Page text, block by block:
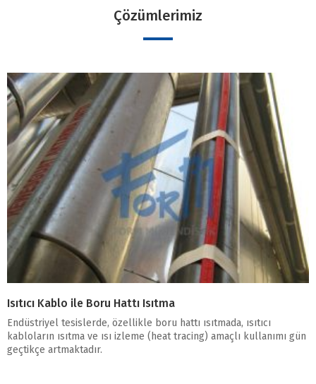
Çözümlerimiz
Isıtıcı Kablo ile Boru Hattı Isıtma
Endüstriyel tesislerde, özellikle boru hattı ısıtmada, ısıtıcı
kabloların ısıtma ve ısı izleme (heat tracing) amaçlı kullanımı gün
geçtikçe artmaktadır.